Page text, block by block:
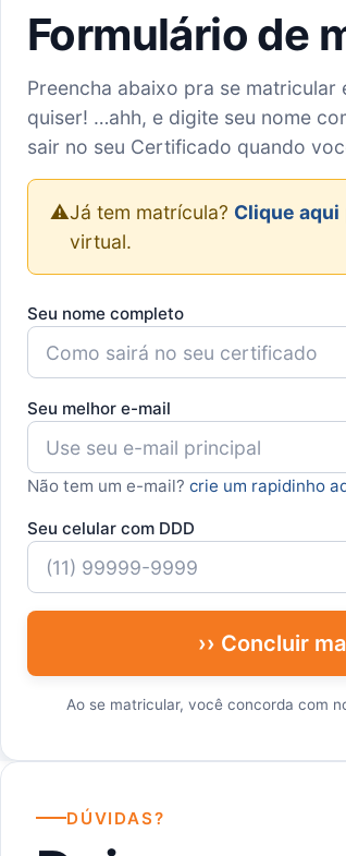
Formulário de
Preencha abaixo pra se
quiser! …ahh, e digite seu nome
sair no seu Certificado quando
⚠️Já tem matrícula? Clique aqui
virtual.
Seu nome completo
Seu melhor e-mail
Não tem um e-mail? crie um rapidinho
Seu celular com DDD
›› Concluir
Ao se matricular, você concorda com
DÚVIDAS?